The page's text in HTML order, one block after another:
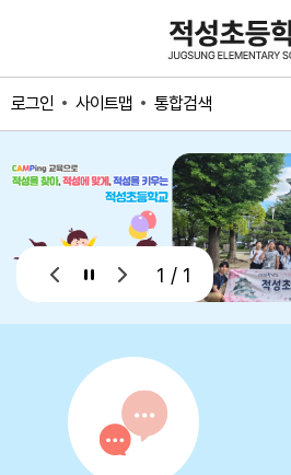
로그인 사이트맵 통합검색
1 / 1